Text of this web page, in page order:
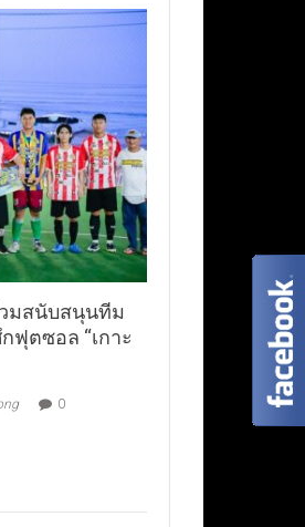
มสนับสนุนทีม
ฟุตซอล “เกาะ
0